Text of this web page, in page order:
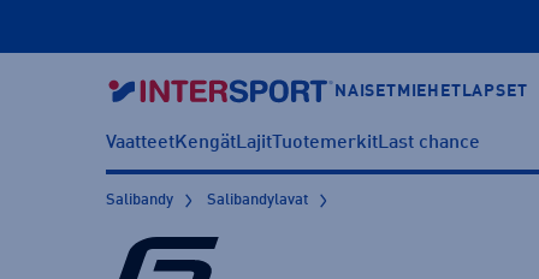
NAISET MIEHET LAPSET
VaatteetKengätLajitTuotemerkitLast chance
Salibandy Salibandylavat